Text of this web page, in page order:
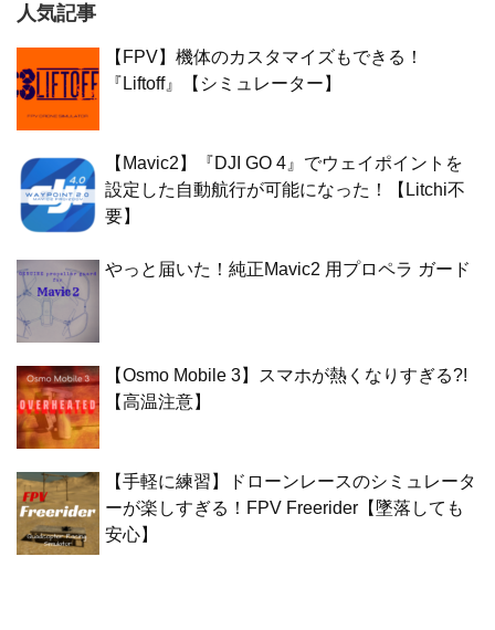
人気記事
【FPV】機体のカスタマイズもできる！
『Liftoff』【シミュレーター】
【Mavic2】『DJI GO 4』でウェイポイントを
設定した自動航行が可能になった！【Litchi不
要】
やっと届いた！純正Mavic2 用プロペラ ガード
【Osmo Mobile 3】スマホが熱くなりすぎる?!
【高温注意】
【手軽に練習】ドローンレースのシミュレータ
ーが楽しすぎる！FPV Freerider【墜落しても
安心】